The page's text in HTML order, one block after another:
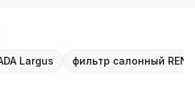
Largus фильтр салонный